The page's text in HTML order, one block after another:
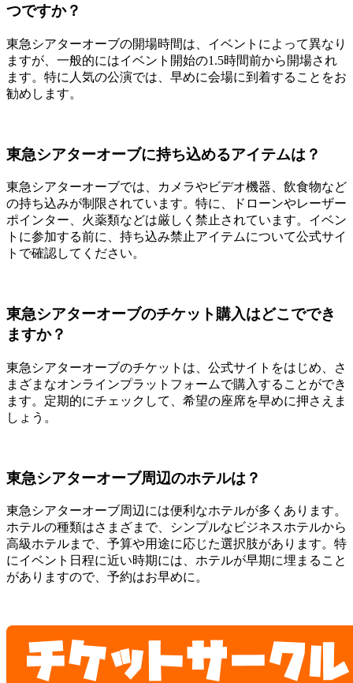
つですか？
東急シアターオーブの開場時間は、イベントによって異なり
ますが、一般的にはイベント開始の1.5時間前から開場され
ます。特に人気の公演では、早めに会場に到着することをお
勧めします。
東急シアターオーブに持ち込めるアイテムは？
東急シアターオーブでは、カメラやビデオ機器、飲食物など
の持ち込みが制限されています。特に、ドローンやレーザー
ポインター、火薬類などは厳しく禁止されています。イベン
トに参加する前に、持ち込み禁止アイテムについて公式サイ
トで確認してください。
東急シアターオーブのチケット購入はどこででき
ますか？
東急シアターオーブのチケットは、公式サイトをはじめ、さ
まざまなオンラインプラットフォームで購入することができ
ます。定期的にチェックして、希望の座席を早めに押さえま
しょう。
東急シアターオーブ周辺のホテルは？
東急シアターオーブ周辺には便利なホテルが多くあります。
ホテルの種類はさまざまで、シンプルなビジネスホテルから
高級ホテルまで、予算や用途に応じた選択肢があります。特
にイベント日程に近い時期には、ホテルが早期に埋まること
がありますので、予約はお早めに。